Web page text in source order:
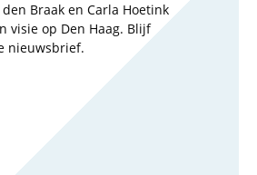
Braak en Carla Hoetink
visie op Den Haag. Blijf
nieuwsbrief.